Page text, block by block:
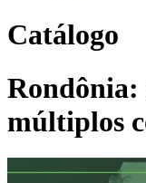
Catálogo
Rondônia:
múltiplos